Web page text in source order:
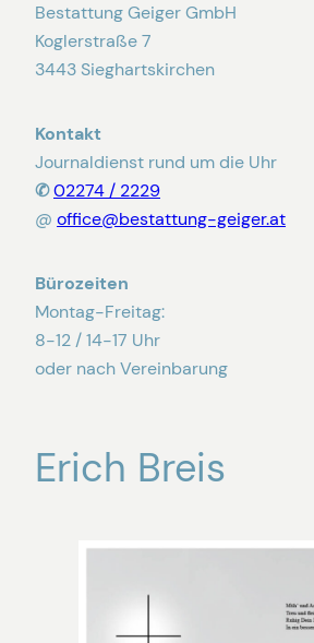
Bestattung Geiger GmbH
Koglerstraße 7
3443 Sieghartskirchen
Kontakt
Journaldienst rund um die Uhr
✆02274 / 2229
@ office@bestattung-geiger.at
Bürozeiten
Montag-Freitag:
8-12 / 14-17 Uhr
oder nach Vereinbarung
Erich Breis